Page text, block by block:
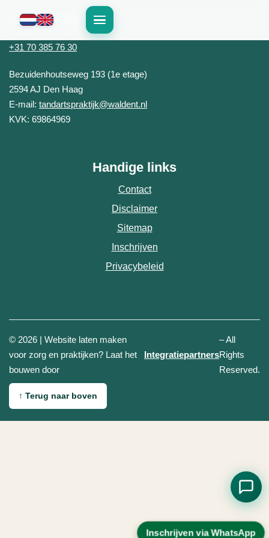
Contactinformatie
+31 70 385 76 30
Tandartspraktijk Waldent
Bezuidenhoutseweg 193 (1e etage)
2594 AJ Den Haag
E-mail: tandartspraktijk@waldent.nl
KVK: 69864969
Handige links
Contact
Disclaimer
Sitemap
Inschrijven
Privacybeleid
© 2026 | Website laten maken
voor zorg en praktijken? Laat het
bouwen door
Integratiepartners(opent in
– All
Rights
Reserved.
↑ Terug naar boven
Inschrijven via WhatsApp